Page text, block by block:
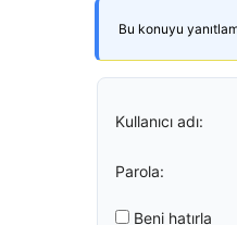
Bu konuyu
Kullanıcı adı:
Parola:
Beni hatırla